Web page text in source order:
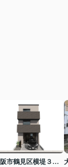
大阪市鶴見区横堤３丁目